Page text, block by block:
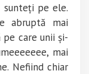
pe ele.
abruptă mai
care unii și-
mai
Nefiind chiar